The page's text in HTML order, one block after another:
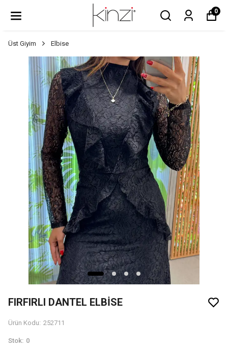
0
Üst Giyim Elbise
FIRFIRLI DANTEL ELBİSE
Ürün Kodu: 252711
Stok: 0